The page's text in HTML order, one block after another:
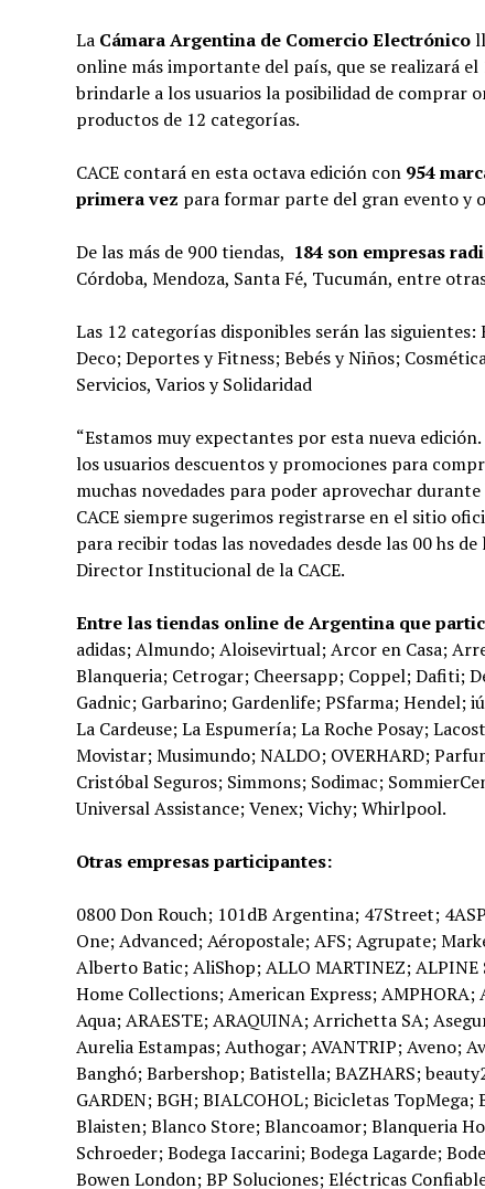
La Cámara Argentina de Comercio Electrónico
online más importante del país, que se realizará el
brindarle a los usuarios la posibilidad de comprar
productos de 12 categorías.
CACE contará en esta octava edición con 954
primera vez para formar parte del gran evento y
De las más de 900 tiendas, 184 son empresas
Córdoba, Mendoza, Santa Fé, Tucumán, entre
Las 12 categorías disponibles serán las
Deco; Deportes y Fitness; Bebés y Niños;
Servicios, Varios y Solidaridad
“Estamos muy expectantes por esta nueva
los usuarios descuentos y promociones para
muchas novedades para poder aprovechar
CACE siempre sugerimos registrarse en el sitio
para recibir todas las novedades desde las 00 hs
Director Institucional de la CACE.
Entre las tiendas online de Argentina que
adidas; Almundo; Aloisevirtual; Arcor en Casa;
Blanqueria; Cetrogar; Cheersapp; Coppel; Dafiti;
Gadnic; Garbarino; Gardenlife; PSfarma; Hendel;
La Cardeuse; La Espumería; La Roche Posay;
Movistar; Musimundo; NALDO; OVERHARD;
Cristóbal Seguros; Simmons; Sodimac;
Universal Assistance; Venex; Vichy; Whirlpool.
Otras empresas participantes:
0800 Don Rouch; 101dB Argentina; 47Street; 4ASPAS; 5Ways; A2; Abaco; Academia; Numen; Add Travel Group; Admit One; Advanced; Aéropostale; AFS; Agrupate; Marketplace; AIRE objetos decorativos; AKIABARA; AL COSTO CALZADO; Alberto Batic; AliShop; ALLO MARTINEZ; ALPINE SKATE; ALTO RANCHO; Alvear on line; AMA Hogar; Amalfi; AMBER Home Collections; American Express; AMPHORA; Amsterdam Love Store; Answer Seguros; Antuan Joyerias; Apapachos; Aqua; ARAESTE; ARAQUINA; Arrichetta SA; Asegura Tu Viaje; ATHIX; Atma; ATOM PROTECT; ATOMIK; Atrápalo; Aurelia Estampas; Authogar; AVANTRIP; Aveno; Avon; AYRES; B+D; babycottons; BAIRES4; Bakaru,; Jugueteria Digital; Banghó; Barbershop; Batistella; BAZHARS; beauty24; Bensimon; Bercovich; Bergallo y Pastrone; BERNARDA HOME & GARDEN; BGH; BIALCOHOL; Bicicletas TopMega; Bigbox; BILLABONG ARGENTINA; BILLIONZ; Binah Deco; Biotherm; Blaisten; Blanco Store; Blancoamor; Blanqueria Home; blaquè; Boating; Bodega Familia; Blanco; Bodega Familia Schroeder; Bodega Iaccarini; Bodega Lagarde; Bodega Piccolo; Banfi; Bodegas Bianchi; Bolton; Boton Pop; Bourbon; Bowen London; BP Soluciones; Eléctricas Confiables; Branca Store; Brandimia; Briganti; Bringeri Hogar; Brinquedos; Brishka; BROER; BROOKLYN RIDERS; Brooksfield; BROSS UNDERWEAR; Brums Deco; Brunetti Hermanos; BRW Argentina; Bubba Bags; Built New York; Bukito; BulFer; Buquebus; Burgues; Buttman Sex Shop; C&M; Café Delirante; Café Martínez; CALANDRA; calzado borsalino; CAMPERAS Y MALLAS; Cannon; Canotier Luxury Brands; Canterbury, Cardon; CAREFACTOR; Carestino; Caro Cuore; CASA DE VINOS MENDOZA; Casa Del Audio; Casa Elefante; CASA SILVIA; CASALTA; Castillo; Catalana Shoes; Cataleia; CECCHINI; CENTER HOGAR; Central de Pasajes; Centro Medico Barman; Cepa de Vinos; CF Rapid; Chakana Wines; Cheeky; Chelsea; CHENNA; CHENZI; Cherimoya Max Makeup; CHESTER FARMACIAS & PERFUMERÍAS; Chevrolet; Chilly; CinemarkHoyts; CITRONORTE; S.A; Clara Ibarguren; Clarín; Class life; Claudia M; Club Med; Coca-Cola; Codini electrodomesticos; Colchonería Ideal; Colchones Exclusivos; Colecciones La Nación; COLOMBRARO PLASTICOS; COLORSHOP; Columbia; COMERCIAL CMP; Como lo hacia la abuela; Como Quieres; COMPLOT; Compra Venta Mendoza; Compulider; Compumundo; Compunera; Corfam; Correo Argentino, Correo Compras; Cortinas Online; COZY SPORT; Craft Society; Crayola; Creaciones Reales; Creciendo; Cremas Caviahue; Cristálida; Crocs; Crow; Cruz del Sur; Cuanto Arte; CULTURAJEAN; Customs Ba; Cye Online; DAEWOO; DALEPLAY; DanyPlacard; Das Haus; Datasoft; DAYTONA; DC Shoes; De Las Ancestras; DELAOSTIA; Dellacasa; Dellepiane Spirits; Delsey Paris; Demotores.com; Depi4ever; Dermaglós; Descorcha; Desiderata; DeSillas; Despegar; Deturista.com; Deuñas; Devré; DIA online, el eCommerce de Supermercados DIA; DiabloSoy; DIADORA; Didácticos Corrientes; Dietetica Callao; Digital Zoom srl; Directv; Disco; DISCOBOLO; Distribelleza; DISTRIBUIDORA COQUETISIMA`S; Distribuidora Miler; Distripelu; DOCTOR CELULAR; Dolce; Domaine Bousquet; DOMOS DECORACION HOLISTICA; DORIAN; Dormicentro; Soñemos; Dormistore; Dove; Dreams Planet; Dribbling; Drinks & Co; DVIGI; Easy; EAU; THERMALE AVÉNE; ECLIPSIA SEX SHOP; ECO PARTY; ECOMODICO; Ecovacs; EDIFICOR; El Balcon; EL CLAN; EL DON; El Mundo Del Juguete; EL PALACIO DEL RODADO; Electro; Point; Electrolux; ELEMENT ARGENTINA; Elena Shoes; Elepants; EMI SRL; EMPORIO; DEPORTES; EN TU CASA online; Entre Dos Alfajores Premium; Enzo; Equipaje Urbano; EQUUS; Esdivertido.com; Esmeralda Joyas; Espacio Mi Luz; Espacity; Estancias Chiripa; Estelar – Colchones y Sommiers; EstiloSpa.com; Eucerin; Exosound; Expo Color; Extasy Collection; Eyelit; Facturante; Falabella; Familia Bercomat; Famusic; Farma365; Farmacia; Cuyo; Farmacia Del Pueblo; Farmacia Del Puente; Farmacia General Paz; Farmacia Pacheco; Farmacia Selma; Farmacia Vassallo; Farmacia zentner; Farmacias Belén; Farmacias Central Oeste; Farmacias Daniotti; Farmacias del Centro; Farmacias Del Pueblo; Farmacias Lider; Farmacias Patagónicas; Farmacias Ponte; Farmacias RED; Farmacias TKL; Farmacias Uomax; Farmacias y Perfumerías López; Farmalivery; FarmaPlus; Farmashop; Fava; FC